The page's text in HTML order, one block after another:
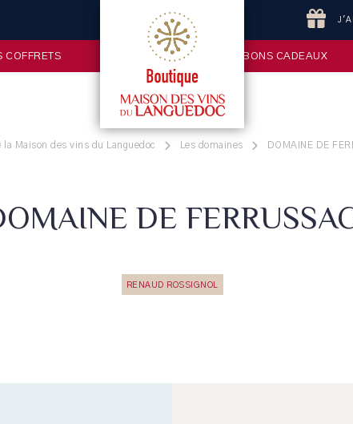
COFFRETS BONS CADEAUX
la Maison des vins du Languedoc Les domaines DOMAINE DE
DE
RENAUD ROSSIGNOL